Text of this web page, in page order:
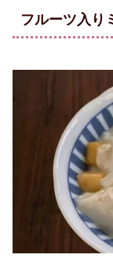
フルーツ入り